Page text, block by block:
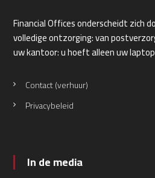
Financial Offices onderscheidt zich
volledige ontzorging: van
uw kantoor: u hoeft alleen uw
Contact (verhuur)
Privacybeleid
In de media